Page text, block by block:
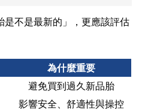
是不是最新的」，更應該評估
為什麼重要
避免買到過久新品胎
影響安全、舒適性與操控